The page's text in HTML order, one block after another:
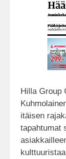
Hilla Group
itäisen
tapahtumat